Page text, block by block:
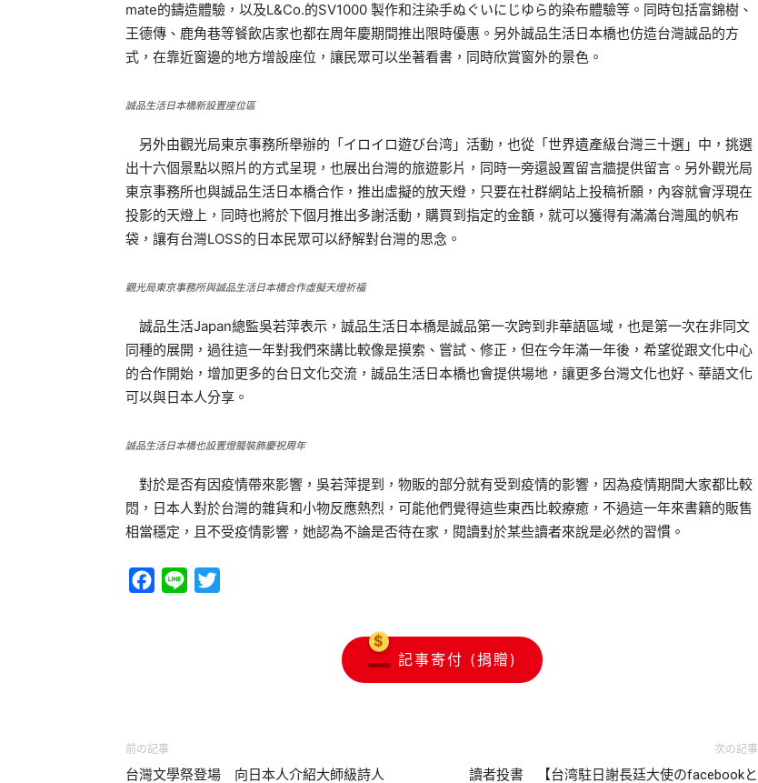
mate的鑄造體驗，以及L&Co.的SV1000 製作和注染手ぬぐいにじゆら的染布體驗等。同時包括富錦樹、
王德傳、鹿角巷等餐飲店家也都在周年慶期間推出限時優惠。另外誠品生活日本橋也仿造台灣誠品的方
式，在靠近窗邊的地方增設座位，讓民眾可以坐著看書，同時欣賞窗外的景色。
誠品生活日本橋新設置座位區
另外由觀光局東京事務所舉辦的「イロイロ遊び台湾」活動，也從「世界遺產級台灣三十選」中，挑選
出十六個景點以照片的方式呈現，也展出台灣的旅遊影片，同時一旁還設置留言牆提供留言。另外觀光局
東京事務所也與誠品生活日本橋合作，推出虛擬的放天燈，只要在社群網站上投稿祈願，內容就會浮現在
投影的天燈上，同時也將於下個月推出多謝活動，購買到指定的金額，就可以獲得有滿滿台灣風的帆布
袋，讓有台灣LOSS的日本民眾可以紓解對台灣的思念。
觀光局東京事務所與誠品生活日本橋合作虛擬天燈祈福
誠品生活Japan總監吳若萍表示，誠品生活日本橋是誠品第一次跨到非華語區域，也是第一次在非同文
同種的展開，過往這一年對我們來講比較像是摸索、嘗試、修正，但在今年滿一年後，希望從跟文化中心
的合作開始，增加更多的台日文化交流，誠品生活日本橋也會提供場地，讓更多台灣文化也好、華語文化
可以與日本人分享。
誠品生活日本橋也設置燈籠裝飾慶祝周年
對於是否有因疫情帶來影響，吳若萍提到，物販的部分就有受到疫情的影響，因為疫情期間大家都比較
悶，日本人對於台灣的雜貨和小物反應熱烈，可能他們覺得這些東西比較療癒，不過這一年來書籍的販售
相當穩定，且不受疫情影響，她認為不論是否待在家，閱讀對於某些讀者來說是必然的習慣。
Facebook
Line
記事寄付 (捐贈)
前の記事
台灣文學祭登場 向日本人介紹大師級詩人
次の記事
讀者投書 【台湾駐日謝長廷大使のfacebookと